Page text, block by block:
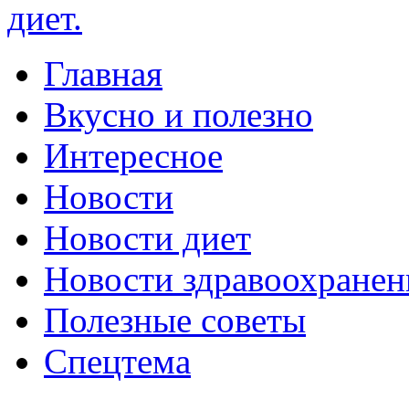
Главная
Вкусно и полезно
Интересное
Новости
Новости диет
Новости
Полезные советы
Спецтема